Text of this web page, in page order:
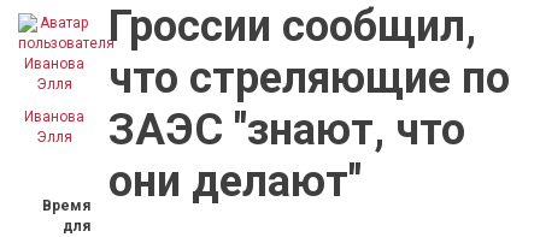
Иванова
Элля
Время
для
Гроссии сообщил,
что стреляющие по
ЗАЭС "знают, что
они делают"